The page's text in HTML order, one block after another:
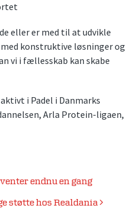
eller er med til at udvikle
konstruktive løsninger og
vi i fællesskab kan skabe
i Padel i Danmarks
Arla Protein-ligaen,
endnu en gang
støtte hos Realdania